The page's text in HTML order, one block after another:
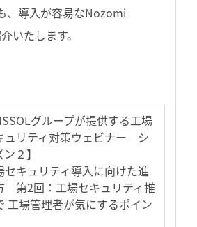
、導入が容易なNozomi
いたします。
グループが提供する工場
ュリティ対策ウェビナー シ
ン２】
セキュリティ導入に向けた進
第2回：工場セキュリティ推
工場管理者が気にするポイン